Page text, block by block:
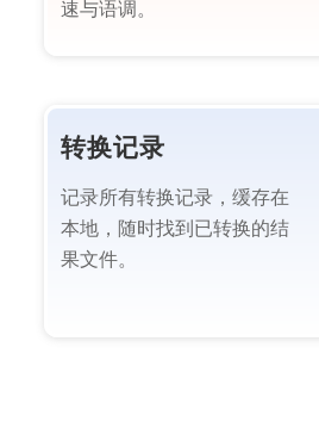
速与语调。
转换记录
记录所有转换记录，缓存在
本地，随时找到已转换的结
果文件。